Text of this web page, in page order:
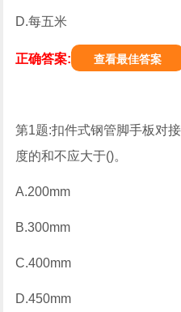
D.每五米
正确答案: 查看最佳答案
第1题:扣件式钢管脚手板对
度的和不应大于()。
A.200mm
B.300mm
C.400mm
D.450mm